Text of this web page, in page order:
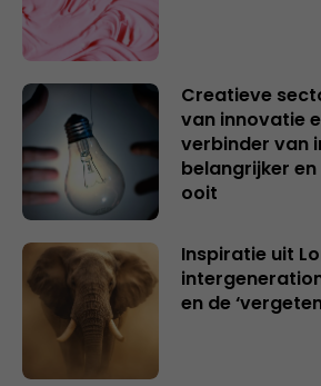
Creatieve
van innovatie
verbinder van
belangrijker
ooit
Inspiratie uit
en de